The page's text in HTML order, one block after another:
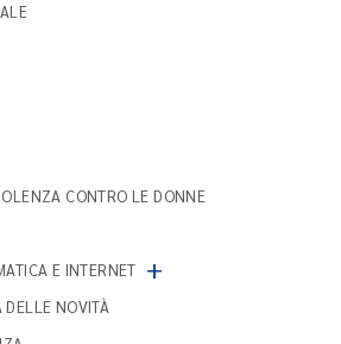
CONTRO LE DONNE
E INTERNET +
DELLE NOVITÀ